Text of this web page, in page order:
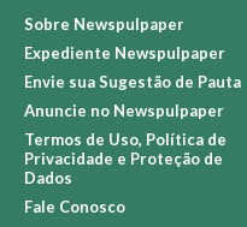
Sobre Newspulpaper
Expediente Newspulpaper
Envie sua Sugestão de Pauta
Anuncie no Newspulpaper
Termos de Uso, Política de
Privacidade e Proteção de
Dados
Fale Conosco